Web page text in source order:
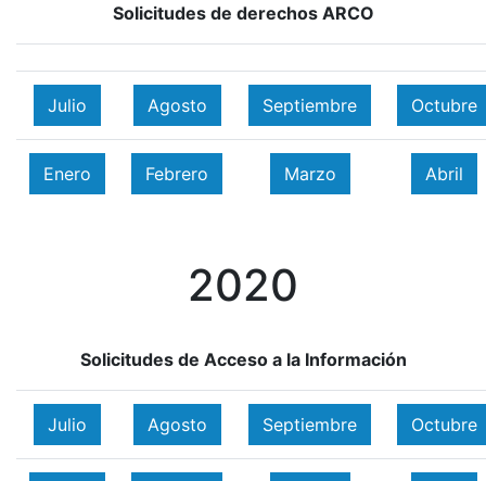
Solicitudes de derechos ARCO
Julio Agosto Septiembre Octubre
Enero Febrero Marzo Abril
2020
Solicitudes de Acceso a la Información
Julio Agosto Septiembre Octubre